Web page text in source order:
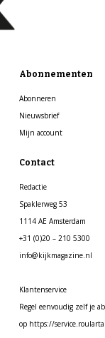
Abonnementen
Abonneren
Nieuwsbrief
Mijn account
Contact
Redactie
Spaklerweg 53
1114 AE Amsterdam
+31 (0)20 – 210 5300
info@kijkmagazine.nl
Klantenservice
Regel eenvoudig zelf je
op https://